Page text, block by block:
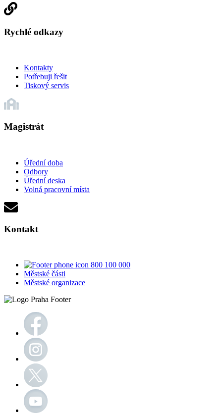
Rychlé odkazy
Kontakty
Potřebuji řešit
Tiskový servis
Magistrát
Úřední doba
Odbory
Úřední deska
Volná pracovní místa
Kontakt
800 100 000
Městské části
Městské organizace